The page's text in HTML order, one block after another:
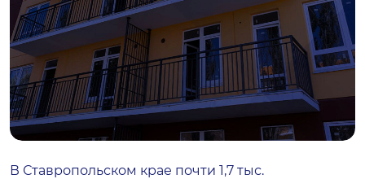
В Ставропольском крае почти 1,7 тыс.